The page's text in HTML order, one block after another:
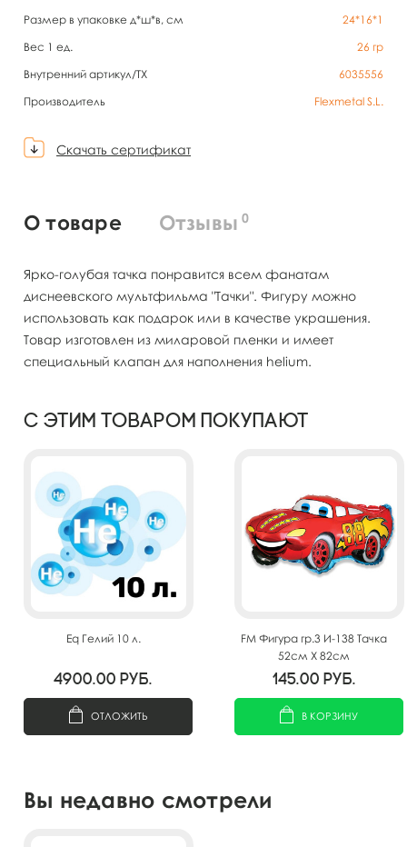
Размер в упаковке д*ш*в, см
24*16*1
Вес 1 ед.
26 гр
Внутренний артикул/TX
6035556
Производитель
Flexmetal S.L.
Скачать сертификат
О товаре Отзывы 0
Ярко-голубая тачка понравится всем фанатам
диснеевского мультфильма "Тачки". Фигуру можно
использовать как подарок или в качестве украшения.
Товар изготовлен из миларовой пленки и имеет
специальный клапан для наполнения helium.
С этим товаром покупают
Eq Гелий 10 л.
4900.00 руб.
ОТЛОЖИТЬ
FM Фигура гр.3 И-138 Тачка
52см X 82см
145.00 руб.
В КОРЗИНУ
Вы недавно смотрели